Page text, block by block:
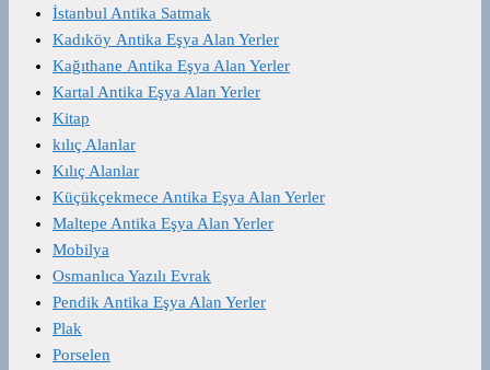
İstanbul Antika Satmak
Kadıköy Antika Eşya Alan Yerler
Kağıthane Antika Eşya Alan Yerler
Kartal Antika Eşya Alan Yerler
Kitap
kılıç Alanlar
Kılıç Alanlar
Küçükçekmece Antika Eşya Alan Yerler
Maltepe Antika Eşya Alan Yerler
Mobilya
Osmanlıca Yazılı Evrak
Pendik Antika Eşya Alan Yerler
Plak
Porselen